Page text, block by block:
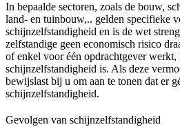
In bepaalde sectoren, zoals de bouw,
land- en tuinbouw,.. gelden specifieke
schijnzelfstandigheid en is de wet
zelfstandige geen economisch risico
of enkel voor één opdrachtgever werkt,
schijnzelfstandigheid is. Als deze
bewijslast bij u om aan te tonen dat er
schijnzelfstandigheid.
Gevolgen van schijnzelfstandigheid